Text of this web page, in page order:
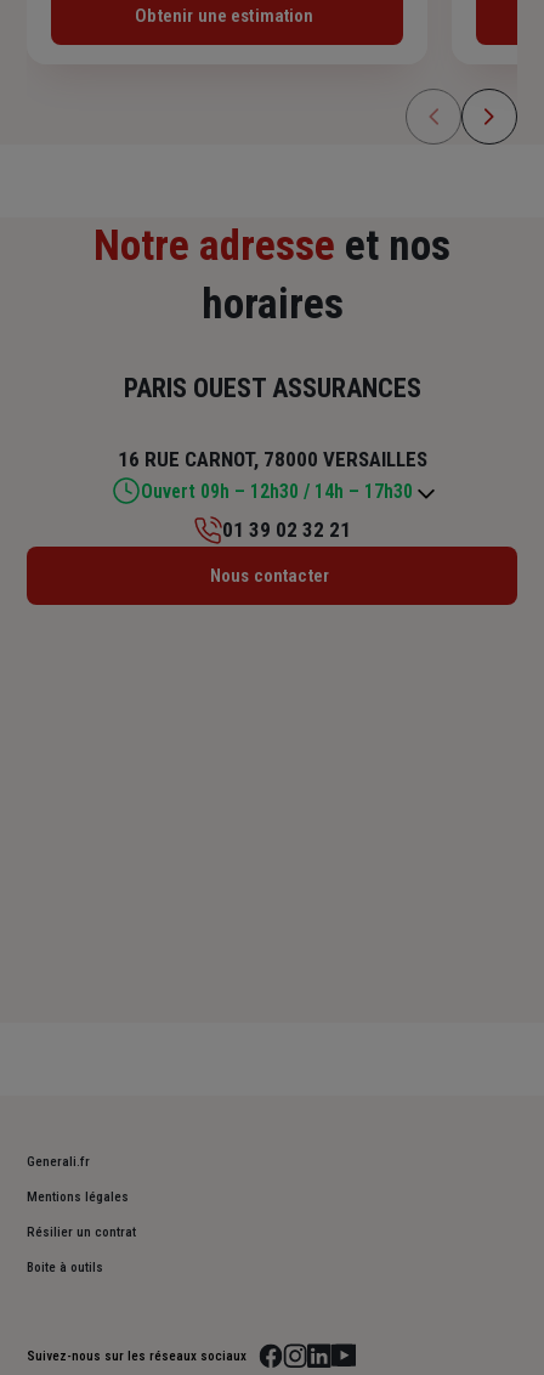
Obtenir une estimation
Notre adresse et nos
horaires
PARIS OUEST ASSURANCES
16 RUE CARNOT, 78000 VERSAILLES
Ouvert 09h – 12h30 / 14h – 17h30
Lundi : 09h – 12h30 / 14h – 17h30
01 39 02 32 21
Nous contacter
Generali.fr
Mentions légales
Résilier un contrat
Boite à outils
Suivez-nous sur les réseaux sociaux